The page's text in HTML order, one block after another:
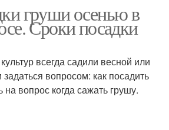
груши осенью в
Сроки посадки
всегда садили весной или
вопросом: как посадить
на вопрос когда сажать грушу.